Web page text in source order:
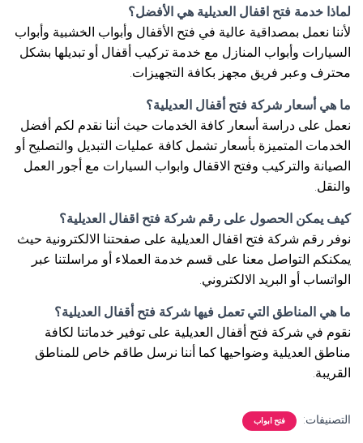
لماذا خدمة فتح اقفال العديلية هي الأفضل؟
لأننا نعمل بمصداقية عالية في فتح الأقفال وأبواب الخشبية وأبواب
السيارات وأبواب المنازل مع خدمة تركيب أقفال أو تبديلها بشكل
محترف وعبر فريق مجهز بكافة التجهيزات.
ما هي أسعار شركة فتح أقفال العديلية؟
نعمل على دراسة أسعار كافة الخدمات حيث أننا نقدم لكم أفضل
الخدمات المتميزة بأسعار تشمل كافة عمليات التبديل والتصليح أو
الصيانة والتركيب وفتح الاقفال وابواب السيارات مع أجور العمل
والنقل.
كيف يمكن الحصول على رقم شركة فتح اقفال العديلية؟
نوفر رقم شركة فتح اقفال العديلية على صفحتنا الالكترونية حيث
يمكنكم التواصل معنا على قسم خدمة العملاء أو مراسلتنا عبر
الواتساب أو البريد الالكتروني.
ما هي المناطق التي تعمل فيها شركة فتح أقفال العديلية؟
نقوم في شركة فتح أقفال العديلية على توفير خدماتنا لكافة
مناطق العديلية وضواحيها كما أننا نرسل طاقم خاص للمناطق
القريبة.
التصنيفات: فتح ابواب